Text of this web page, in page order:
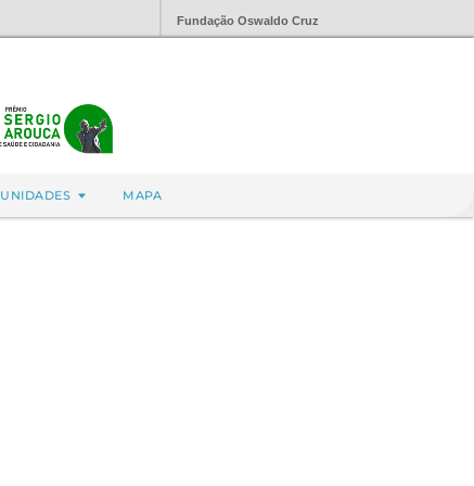
Fundação Oswaldo Cruz
MAPA